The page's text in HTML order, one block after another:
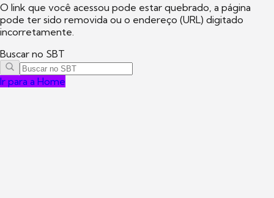
O link que você acessou pode estar quebrado, a página
pode ter sido removida ou o endereço (URL) digitado
incorretamente.
Buscar no SBT
Ir para a Home